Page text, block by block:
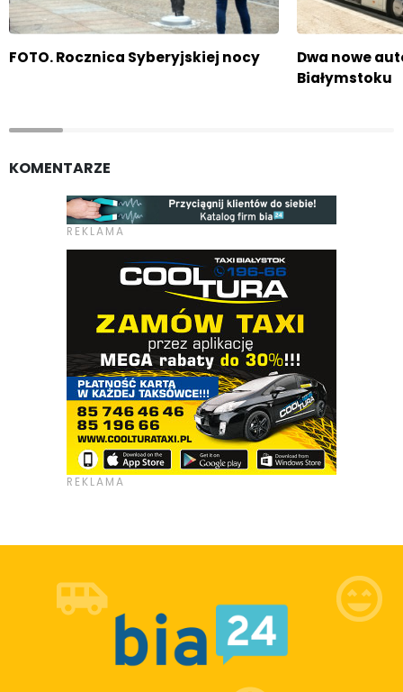
FOTO. Rocznica Syberyjskiej nocy
Dwa nowe
Białymstoku
KOMENTARZE